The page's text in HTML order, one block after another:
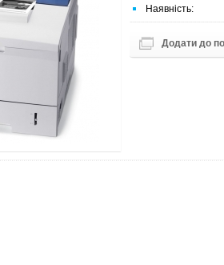
Наявність:
Додати до